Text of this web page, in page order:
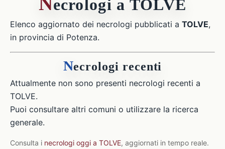
ecrologi a TOLVE
Elenco aggiornato dei necrologi pubblicati a TOLVE,
in provincia di Potenza.
Necrologi recenti
Attualmente non sono presenti necrologi recenti a
TOLVE.
Puoi consultare altri comuni o utilizzare la ricerca
generale.
Consulta i necrologi oggi a TOLVE, aggiornati in tempo reale.